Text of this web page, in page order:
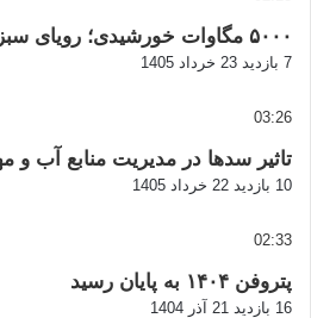
۵۰۰۰ مگاوات خورشیدی؛ رویای سبز یا وعده تکراری؟
7 بازدید 23 خرداد 1405
03:26
تاثیر سدها در مدیریت منابع آب و
10 بازدید 22 خرداد 1405
02:33
پتروفن ۱۴۰۴ به پایان رسید
16 بازدید 21 آذر 1404